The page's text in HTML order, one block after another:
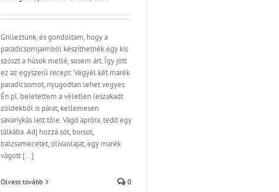
Grilleztünk, és gondoltam, hogy a
paradicsomjaimból készíthetnék egy kis
szószt a húsok mellé, sosem árt. Így jött
ez az egyszerű recept: Vegyél két marék
paradicsomot, nyugodtan lehet vegyes.
Én pl. beletettem a véletlen leszakadt
zöldekből is párat, kellemesen
savanykás lett tőle. Vágd apróra, tedd egy
tálkába. Adj hozzá sót, borsot,
balzsamecetet, olívaolajat, egy marék
vágott [...]
Olvass tovább 0